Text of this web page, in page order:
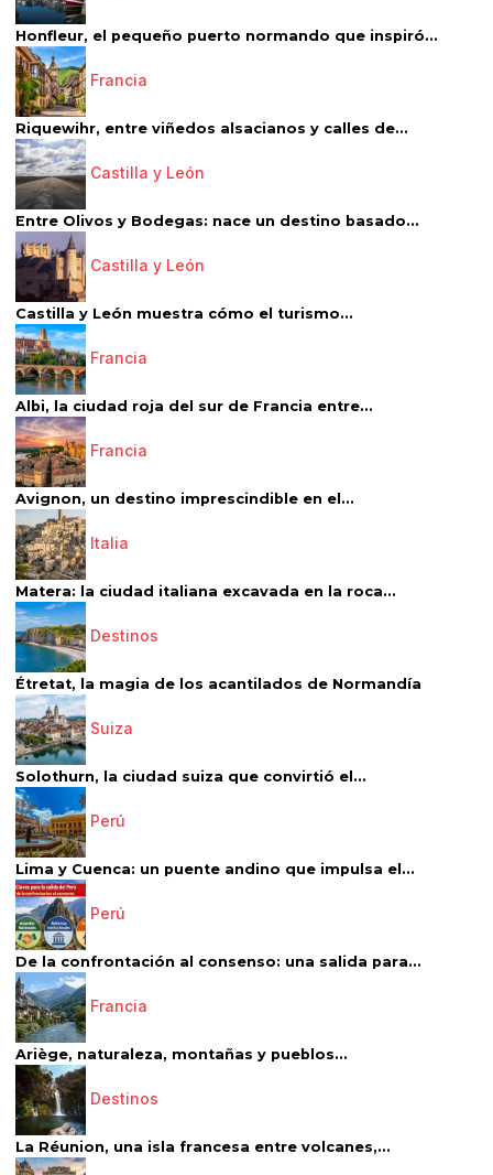
Honfleur, el pequeño puerto normando que inspiró...
Francia
Riquewihr, entre viñedos alsacianos y calles de...
Castilla y León
Entre Olivos y Bodegas: nace un destino basado...
Castilla y León
Castilla y León muestra cómo el turismo...
Francia
Albi, la ciudad roja del sur de Francia entre...
Francia
Avignon, un destino imprescindible en el...
Italia
Matera: la ciudad italiana excavada en la roca...
Destinos
Étretat, la magia de los acantilados de Normandía
Suiza
Solothurn, la ciudad suiza que convirtió el...
Perú
Lima y Cuenca: un puente andino que impulsa el...
Perú
De la confrontación al consenso: una salida para...
Francia
Ariège, naturaleza, montañas y pueblos...
Destinos
La Réunion, una isla francesa entre volcanes,...